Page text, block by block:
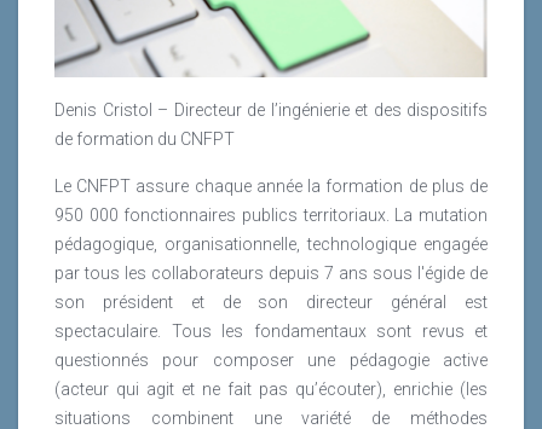
manager d’entreprise.
Que peut-on attendre de Mooc artistiques qui
développent et dévoilent les compétences du metteur
en scène de théâtre ?
Lire la suite
extrêmement riche dans un contexte de
questionnement des nouvelles générations sur l’utilité
UpTogether, un réseau apprenant d’un nouveau genre
Lire la suite
développement de compétence a changé, il souhaite
désormais s’impliquer plus activement dans sa
des métiers impose une remise à jour rapide des
formations. L’apprentissage des nouvelles
aux nouveaux contextes des métiers ainsi qu’aux
contraintes de disponibilité des apprenants.
Lire la suite
Denis Cristol – Directeur de l’ingénierie et des dispositifs
de formation du CNFPT
Le CNFPT assure chaque année la formation de plus de
950 000 fonctionnaires publics territoriaux. La mutation
pédagogique, organisationnelle, technologique engagée
par tous les collaborateurs depuis 7 ans sous l'égide de
son président et de son directeur général est
spectaculaire. Tous les fondamentaux sont revus et
questionnés pour composer une pédagogie active
(acteur qui agit et ne fait pas qu’écouter), enrichie (les
situations combinent une variété de méthodes